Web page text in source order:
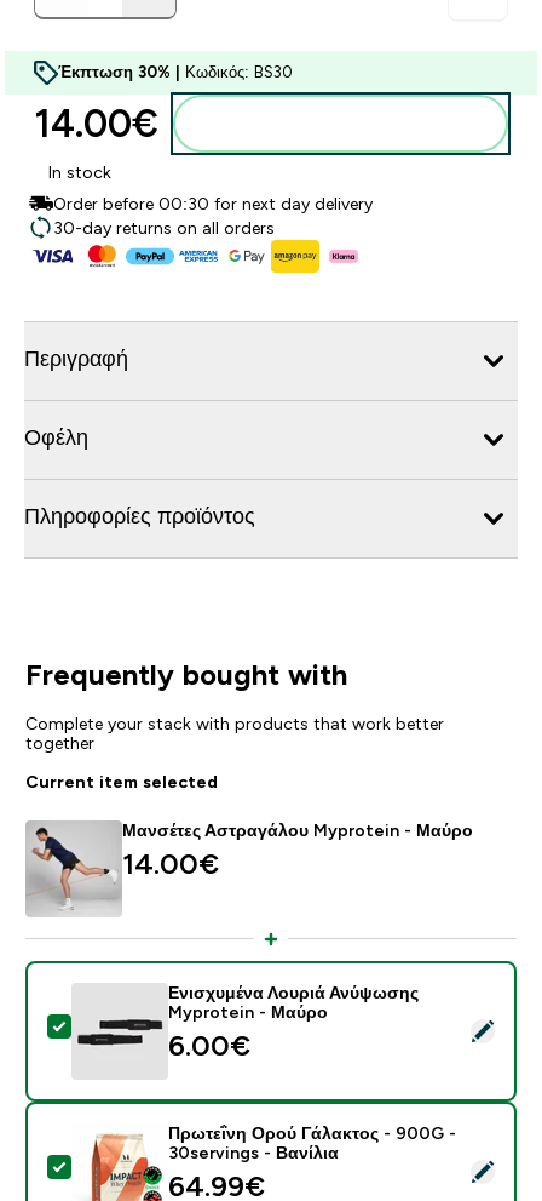
Έκπτωση 30% | Κωδικός: BS30
14.00€‎
In stock
Order before 00:30 for next day delivery
30-day returns on all orders
Περιγραφή
Οφέλη
Πληροφορίες προϊόντος
Frequently bought with
Complete your stack with products that work better
together
Current item selected
Μανσέτες Αστραγάλου Myprotein - Μαύρο
14.00€‎
Select this product - Ενισχυμένα Λουριά Ανύψωσης
Ενισχυμένα Λουριά Ανύψωσης
Myprotein - Μαύρο
6.00€‎
Select this product - Πρωτεΐνη Ορού Γάλακτος -
Πρωτεΐνη Ορού Γάλακτος - 900G -
30servings - Βανίλια
64.99€‎